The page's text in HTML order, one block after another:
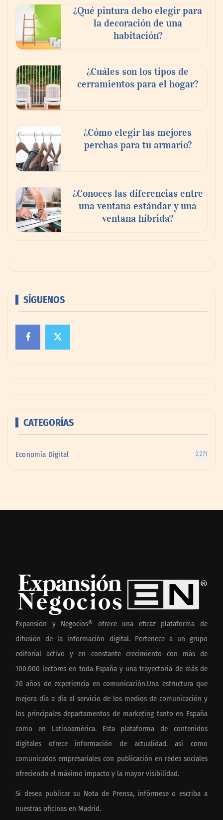
¿Qué pintura debo elegir para
la decoración de una
habitación?
¿Cuáles son los tipos de
cerramientos para el hogar?
¿Cómo elegir las mejores
perchas para tu armario?
¿Conoces las diferencias entre
una ventana estándar y una
ventana híbrida?
SÍGUENOS
CATEGORÍAS
Economía Digital 2.271
Expansión y Negocios® ofrece una eficaz plataforma de
difusión de la información digital. Pertenece a un grupo
editorial activo y en constante crecimiento con más de
100.000 lectores en toda España y una trayectoria de más de
20 años de experiencia en comunicación.Una estructura que
mejora día a día al servicio de los medios de comunicación y
los principales departamentos de marketing tanto en España
como en Latinoamérica. Esta plataforma de contenidos
digitales ofrece información de actualidad, así como
comunicados empresariales con publicación en redes sociales
ofreciendo el máximo impacto y la mayor visibilidad.
Si desea publicar su Nota de Prensa, infórmese o escriba a
nuestras oficinas en Madrid.